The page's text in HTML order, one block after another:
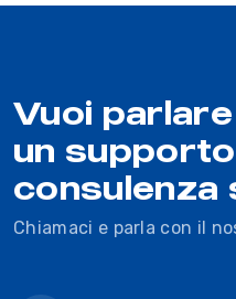
Vuoi
un
consulenza
Chiamaci e parla con il